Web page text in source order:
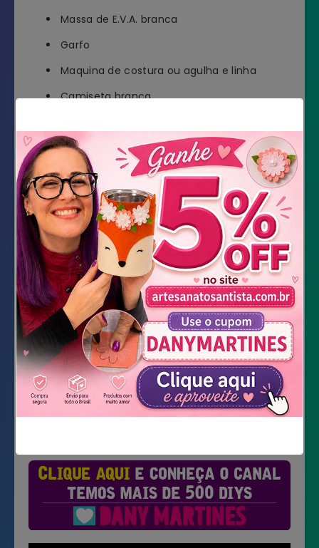
Massa de E.V.A. branca
Garfo
Maquina de costura ou agulha e linha
Camiseta branca
Cola quente
Loja Feltros Santa Fé
DOWNLOAD DOS MOLDES
Não mostrar novamente